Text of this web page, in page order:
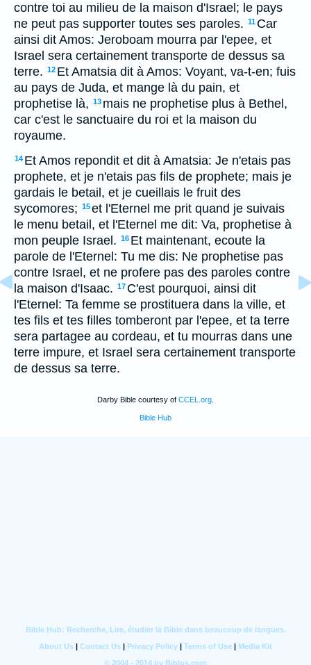
contre toi au milieu de la maison d'Israel; le pays
ne peut pas supporter toutes ses paroles. 11 Car
ainsi dit Amos: Jeroboam mourra par l'epee, et
Israel sera certainement transporte de dessus sa
terre. 12 Et Amatsia dit à Amos: Voyant, va-t-en; fuis
au pays de Juda, et mange là du pain, et
prophetise là, 13 mais ne prophetise plus à Bethel,
car c'est le sanctuaire du roi et la maison du
royaume.
14 Et Amos repondit et dit à Amatsia: Je n'etais pas
prophete, et je n'etais pas fils de prophete; mais je
gardais le betail, et je cueillais le fruit des
sycomores; 15et l'Eternel me prit quand je suivais
le menu betail, et l'Eternel me dit: Va, prophetise à
mon peuple Israel. 16 Et maintenant, ecoute la
parole de l'Eternel: Tu me dis: Ne prophetise pas
contre Israel, et ne profere pas des paroles contre
la maison d'Isaac. 17 C'est pourquoi, ainsi dit
l'Eternel: Ta femme se prostituera dans la ville, et
tes fils et tes filles tomberont par l'epee, et ta terre
sera partagee au cordeau, et tu mourras dans une
terre impure, et Israel sera certainement transporte
de dessus sa terre.
Darby Bible courtesy of CCEL.org
Bible Hub